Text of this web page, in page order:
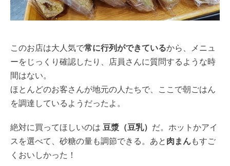
このお店は大人気で常に行列ができているから、メニュ
ーをじっくり確認したり、店員さんに質問するような時
間はない。
ほとんどのお客さんが地元の人たちで、ここで朝ごはん
を調達しているようだったよ。
絶対に買ってほしいのは 豆漿（豆乳） だ。ホットかアイ
スを選べて、砂糖の量も調節できる。あと 肉まんもすご
くおいしかった！